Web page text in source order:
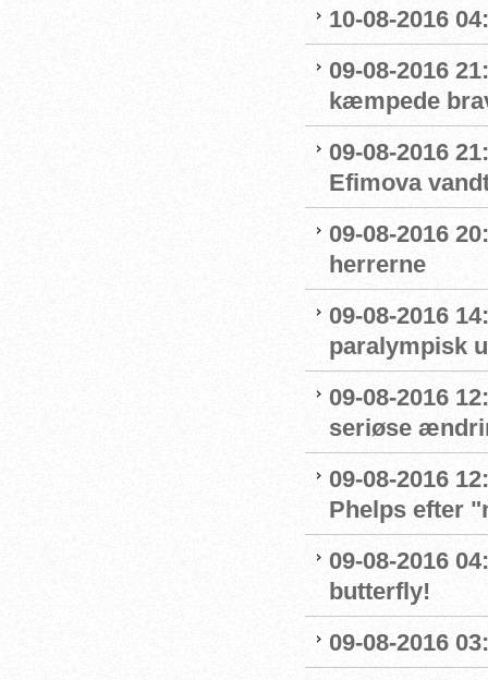
10-08-2016
09-08-2016
kæmpede
09-08-2016
Efimova
09-08-2016
herrerne
09-08-2016
paralympisk
09-08-2016
seriøse
09-08-2016
Phelps efter
09-08-2016
butterfly!
09-08-2016